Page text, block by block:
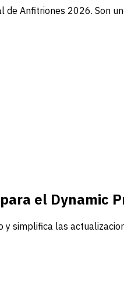
Anfitriones 2026. Son
el Dynamic
simplifica las